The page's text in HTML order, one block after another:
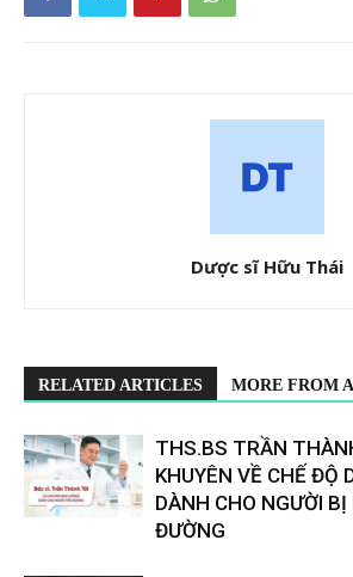
Dược sĩ Hữu Thái
RELATED ARTICLES MORE FROM
THS.BS TRẦN
KHUYÊN VỀ CHẾ ĐỘ
DÀNH CHO NGƯỜI
ĐƯỜNG